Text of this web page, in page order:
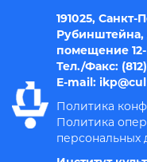
191025, Санкт-
Рубинштейна,
помещение
Тел./Факс:
E-mail: i
Политика
Политика
персональных